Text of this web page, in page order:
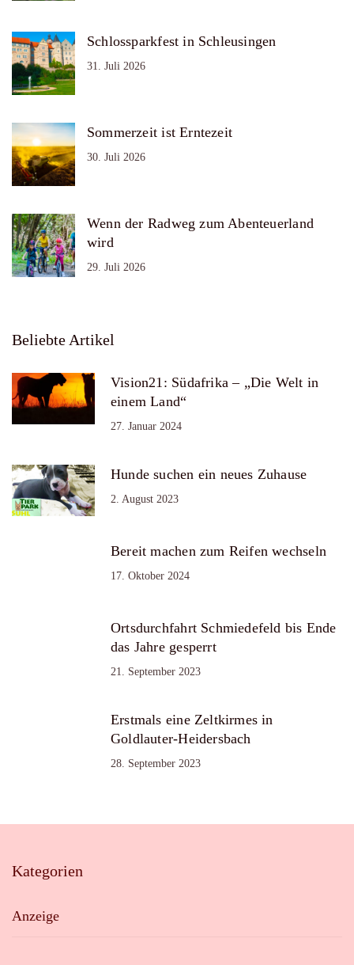
Schlossparkfest in Schleusingen
31. Juli 2026
Sommerzeit ist Erntezeit
30. Juli 2026
Wenn der Radweg zum Abenteuerland
wird
29. Juli 2026
Beliebte Artikel
Vision21: Südafrika – „Die Welt in
einem Land“
27. Januar 2024
Hunde suchen ein neues Zuhause
2. August 2023
Bereit machen zum Reifen wechseln
17. Oktober 2024
Ortsdurchfahrt Schmiedefeld bis Ende
das Jahre gesperrt
21. September 2023
Erstmals eine Zeltkirmes in
Goldlauter-Heidersbach
28. September 2023
Kategorien
Anzeige